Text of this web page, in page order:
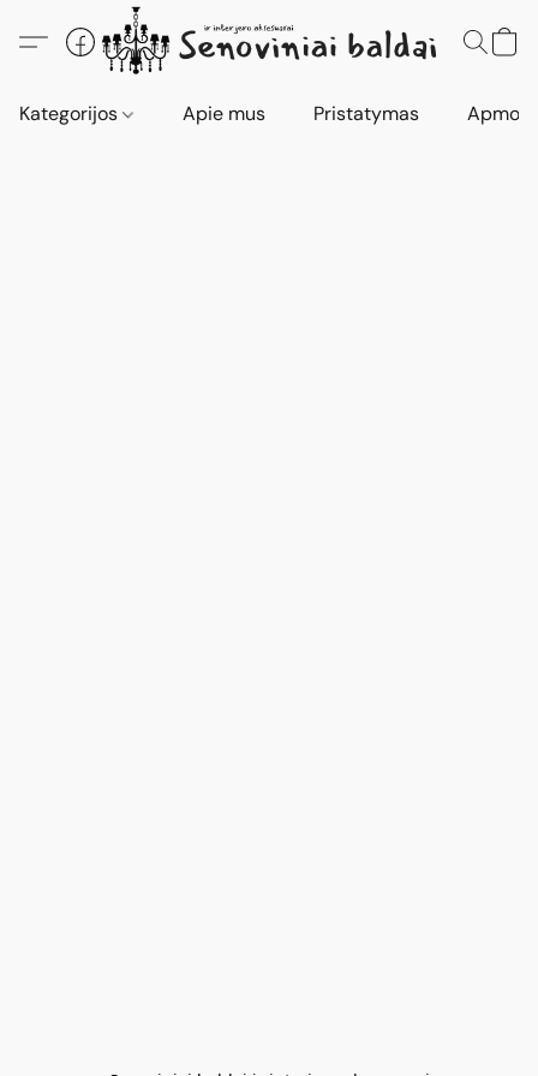
Kategorijos Apie mus Pristatymas